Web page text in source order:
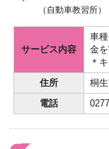
（自動車教習所）
サービス内容
車
金を
＊
住所 桐
電話